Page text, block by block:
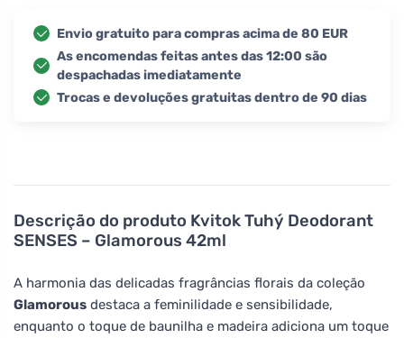
Descrição do produto Kvitok Tuhý Deodorant
SENSES – Glamorous 42ml
A harmonia das delicadas fragrâncias florais da coleção
Glamorous destaca a feminilidade e sensibilidade,
enquanto o toque de baunilha e madeira adiciona um toque
Envio gratuito para compras acima de 80 EUR
As encomendas feitas antes das 12:00 são
despachadas imediatamente
Trocas e devoluções gratuitas dentro de 90 dias